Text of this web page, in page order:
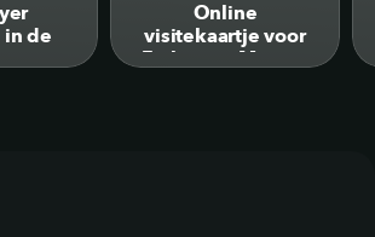
in de
BRANDING
Online
visitekaartje voor
Etalagiste Myriam